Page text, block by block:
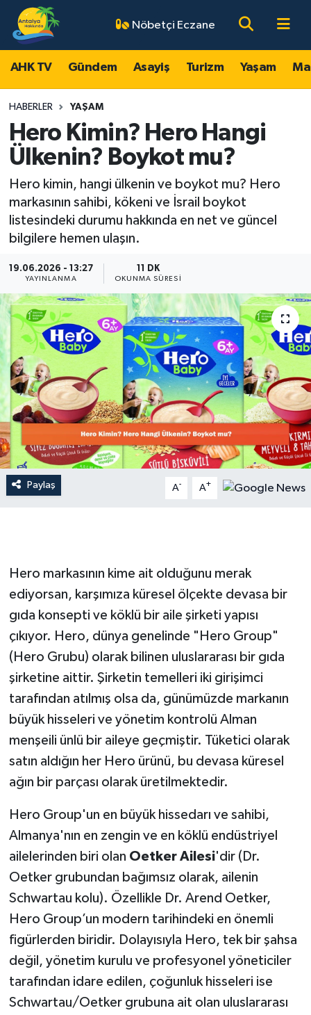
Nöbetçi Eczane
AHK TV Gündem Asayiş Turizm Yaşam
HABERLER YAŞAM
Hero Kimin? Hero Hangi
Ülkenin? Boykot mu?
Hero kimin, hangi ülkenin ve boykot mu? Hero
markasının sahibi, kökeni ve İsrail boykot
listesindeki durumu hakkında en net ve güncel
bilgilere hemen ulaşın.
19.06.2026 - 13:27
YAYINLANMA
11 DK
OKUNMA SÜRESI
Paylaş A- A+
Hero markasının kime ait olduğunu merak
ediyorsan, karşımıza küresel ölçekte devasa bir
gıda konsepti ve köklü bir aile şirketi yapısı
çıkıyor. Hero, dünya genelinde "Hero Group"
(Hero Grubu) olarak bilinen uluslararası bir gıda
şirketine aittir. Şirketin temelleri iki girişimci
tarafından atılmış olsa da, günümüzde markanın
büyük hisseleri ve yönetim kontrolü Alman
menşeili ünlü bir aileye geçmiştir. Tüketici olarak
satın aldığın her Hero ürünü, bu devasa küresel
ağın bir parçası olarak üretilmektedir.
Hero Group'un en büyük hissedarı ve sahibi,
Almanya'nın en zengin ve en köklü endüstriyel
ailelerinden biri olan Oetker Ailesi'dir (Dr.
Oetker grubundan bağımsız olarak, ailenin
Schwartau kolu). Özellikle Dr. Arend Oetker,
Hero Group’un modern tarihindeki en önemli
figürlerden biridir. Dolayısıyla Hero, tek bir şahsa
değil, yönetim kurulu ve profesyonel yöneticiler
tarafından idare edilen, çoğunluk hisseleri ise
Schwartau/Oetker grubuna ait olan uluslararası
AHK TV
Gündem
Asayiş
Turizm
Yaşam
Ekonomi
Spor
Dünya
Resmi Reklamlar
Antalya Nöbetçi Eczaneler
Antalya Hava Durumu
Antalya Namaz Vakitleri
Antalya Trafik Yoğunluk Haritası
Süper Lig Puan Durumu ve Fikstür
Son Dakika Haberleri
Haber Arşivi